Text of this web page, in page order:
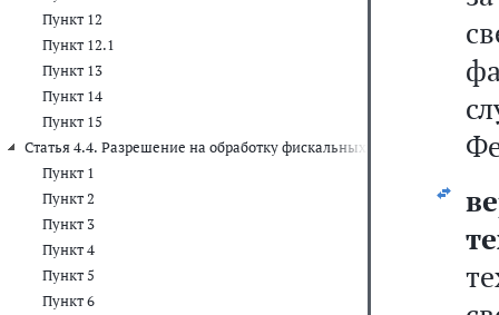
Пункт 12
Пункт 12.1
Пункт 13
Пункт 14
Пункт 15
Статья 4.4. Разрешение на обработку фискальных данных
Пункт 1
Пункт 2
Пункт 3
Пункт 4
Пункт 5
Пункт 6